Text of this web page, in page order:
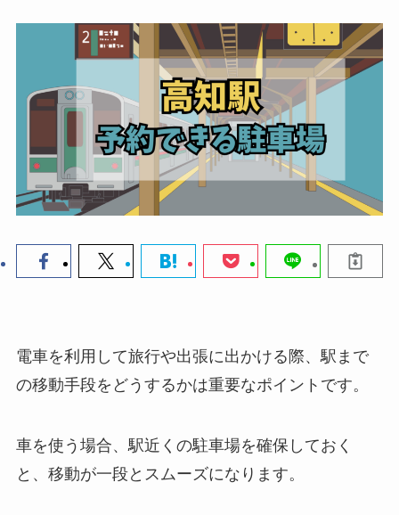
電車を利用して旅行や出張に出かける際、駅まで
の移動手段をどうするかは重要なポイントです。
車を使う場合、駅近くの駐車場を確保しておく
と、移動が一段とスムーズになります。